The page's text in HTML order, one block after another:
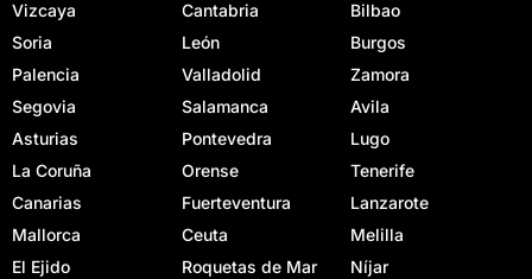
Vizcaya
Cantabria
Bilbao
Soria
León
Burgos
Palencia
Valladolid
Zamora
Segovia
Salamanca
Avila
Asturias
Pontevedra
Lugo
La Coruña
Orense
Tenerife
Canarias
Fuerteventura
Lanzarote
Mallorca
Ceuta
Melilla
El Ejido
Roquetas de Mar
Níjar